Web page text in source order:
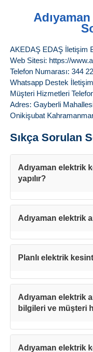
AKEDAŞ EDAŞ İletişim
Web Sitesi: https://
Telefon Numarası: 344
Whatsapp Destek
Müşteri Hizmetleri
Adres: Gayberli
Onikişubat
Sıkça Sorulan
Adıyaman elektrik
yapılır?
Adıyaman elektrik
Planlı elektrik
Adıyaman elektrik
bilgileri ve müşteri
Adıyaman elektrik